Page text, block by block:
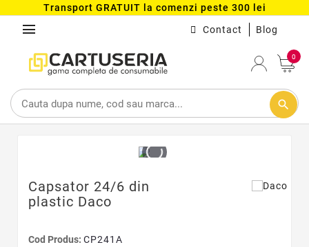
Transport GRATUIT la comenzi peste 300 lei
menu Contact Blog
0
search
Capsator 24/6 din
plastic Daco
Cod Produs: CP241A